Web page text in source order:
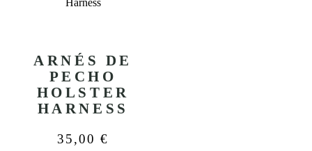
ARNÉS DE
PECHO
HOLSTER
HARNESS
35,00€